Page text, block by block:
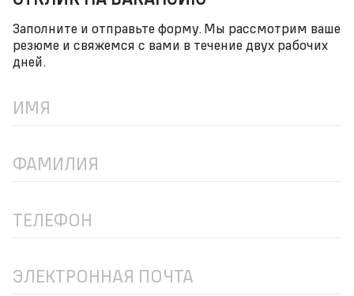
Заполните и отправьте форму. Мы рассмотрим ваше
резюме и свяжемся с вами в течение двух рабочих
дней.